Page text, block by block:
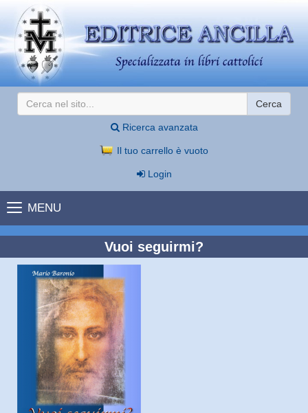
Cerca
Ricerca avanzata
Il tuo carrello è vuoto
Login
MENU
Vuoi seguirmi?